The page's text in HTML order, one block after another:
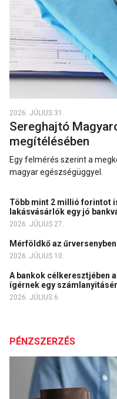
2026. JÚLIUS 31.
Sereghajtó
megítélésében
Egy felmérés szerint a
magyar egészségüggyel.
Több mint 2 millió forintot
lakásvásárlók egy jó
2026. JÚLIUS 27.
Mérföldkő az űrversenyben
2026. JÚLIUS 10.
A bankok célkeresztjében
ígérnek egy
2026. JÚLIUS 6.
PÉNZSZERZÉS